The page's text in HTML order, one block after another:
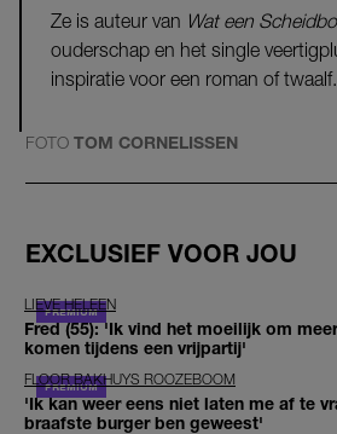
Ze is auteur van Wat een
ouderschap en het single
inspiratie voor een roman of twaalf.
FOTO TOM CORNELISSEN
EXCLUSIEF VOOR JOU
LIEVE HELEEN
Fred (55): 'Ik vind het moeilijk om
komen tijdens een vrijpartij'
FLOOR BAKHUYS ROOZEBOOM
'Ik kan weer eens niet laten me af te
braafste burger ben geweest'